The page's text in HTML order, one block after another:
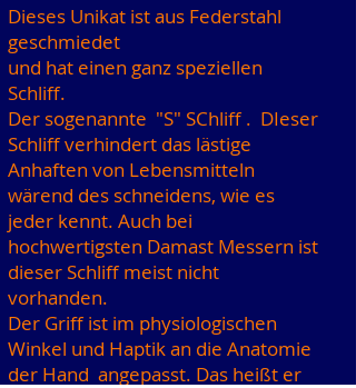
Dieses Unikat ist aus Federstahl
geschmiedet
und hat einen ganz speziellen
Schliff.
Der sogenannte "S" SChliff . DIeser
Schliff verhindert das lästige
Anhaften von Lebensmitteln
wärend des schneidens, wie es
jeder kennt. Auch bei
hochwertigsten Damast Messern ist
dieser Schliff meist nicht
vorhanden.
Der Griff ist im physiologischen
Winkel und Haptik an die Anatomie
der Hand angepasst. Das heißt er